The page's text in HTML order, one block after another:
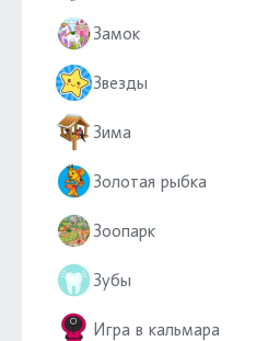
Замок
Звезды
Зима
Золотая рыбка
Зоопарк
Зубы
Игра в кальмара